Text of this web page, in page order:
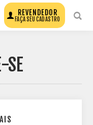
REVENDEDOR
FAÇA SEU CADASTRO
SE